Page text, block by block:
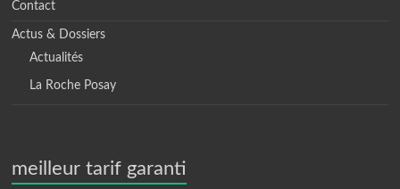
Contact
Actus & Dossiers
Actualités
La Roche Posay
meilleur tarif garanti